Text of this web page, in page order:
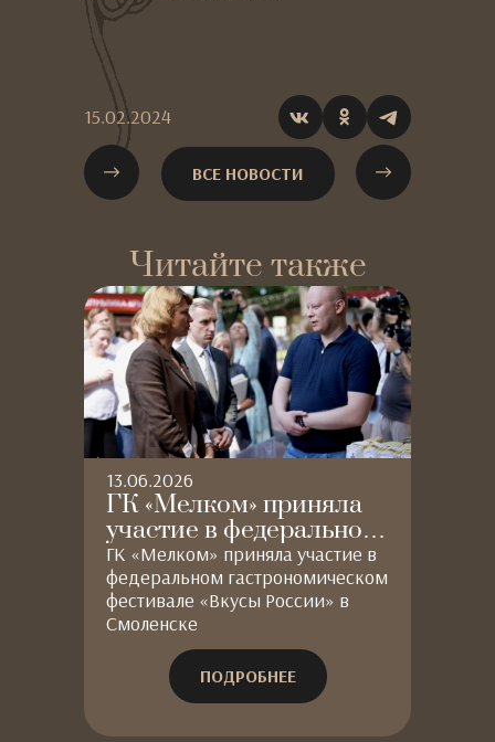
15.02.2024
ВСЕ НОВОСТИ
Читайте также
13.06.2026
ГК «Мелком» приняла
участие в федеральном
гастрономическом
фестивале «Вкусы
России» в Смоленске
ГК «Мелком» приняла участие в
федеральном гастрономическом
фестивале «Вкусы России» в
Смоленске
ПОДРОБНЕЕ